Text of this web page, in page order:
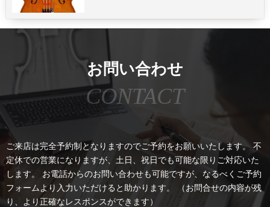
お問い合わせ
CONTACT
ご来店は完全予約制となりますのでご予約をお願いいたします。 不
定休での営業になりますが、土日、祝日でも可能な限りご対応いた
します。 お電話からのお問い合わせも可能ですが、なるべくご予約
フォームより入力いただけると助かります。 （お問合せの内容が残
り、より正確なレスポンスができます）